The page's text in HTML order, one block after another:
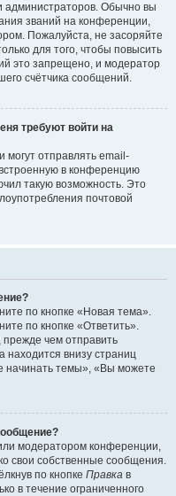
администраторов. Обычно вы
званий на конференции,
Пожалуйста, не засоряйте
для того, чтобы повысить
это запрещено, и модератор
счётчика сообщений.
требуют войти на
могут отправлять email-
в конференцию
такую возможность. Это
почтовой
по кнопке «Новая тема».
по кнопке «Ответить».
прежде чем отправить
внизу страниц
темы», «Вы можете
модератором конференции,
свои собственные сообщения.
по кнопке Правка в
в течение ограниченного